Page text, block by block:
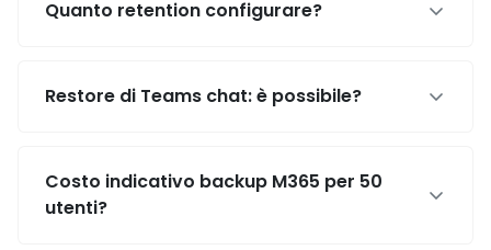
Quanto retention configurare?
Restore di Teams chat: è possibile?
Costo indicativo backup M365 per 50
utenti?